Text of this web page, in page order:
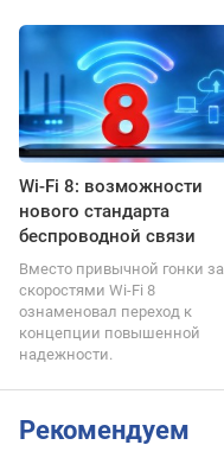
Wi-Fi 8: возможности
нового стандарта
беспроводной связи
Вместо привычной гонки за
скоростями Wi-Fi 8
ознаменовал переход к
концепции повышенной
надежности.
Рекомендуем